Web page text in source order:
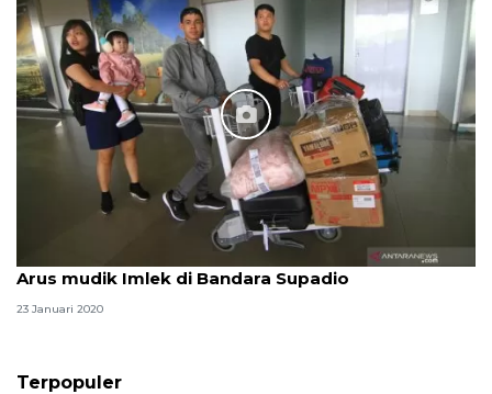
Arus mudik Imlek di Bandara Supadio
23 Januari 2020
Terpopuler